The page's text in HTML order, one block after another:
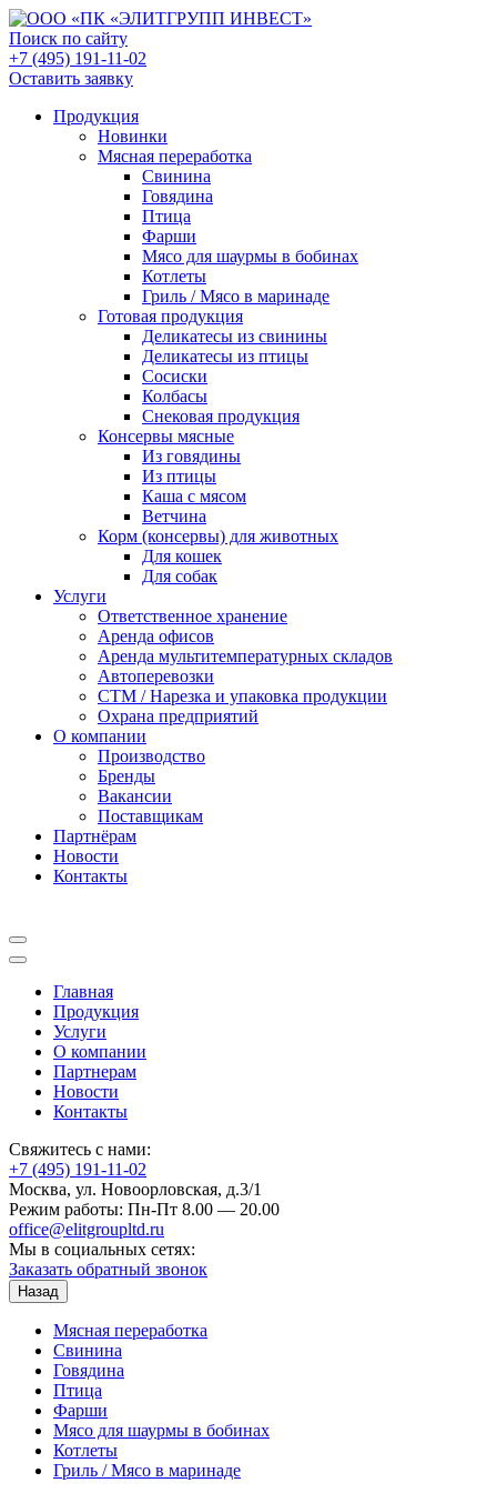
Поиск по сайту
+7 (495) 191-11-02
Оставить заявку
Продукция
Новинки
Мясная переработка
Свинина
Говядина
Птица
Фарши
Мясо для шаурмы в бобинах
Котлеты
Гриль / Мясо в маринаде
Готовая продукция
Деликатесы из свинины
Деликатесы из птицы
Сосиски
Колбасы
Снековая продукция
Консервы мясные
Из говядины
Из птицы
Каша с мясом
Ветчина
Корм (консервы) для животных
Для кошек
Для собак
Услуги
Ответственное хранение
Аренда офисов
Аренда мультитемпературных складов
Автоперевозки
СТМ / Нарезка и упаковка продукции
Охрана предприятий
О компании
Производство
Бренды
Вакансии
Поставщикам
Партнёрам
Новости
Контакты
Главная
Продукция
Услуги
О компании
Партнерам
Новости
Контакты
Свяжитесь с нами:
+7 (495) 191-11-02
Москва, ул. Новоорловская, д.3/1
Режим работы: Пн-Пт 8.00 — 20.00
office@elitgroupltd.ru
Мы в социальных сетях:
Заказать обратный звонок
Назад
Мясная переработка
Свинина
Говядина
Птица
Фарши
Мясо для шаурмы в бобинах
Котлеты
Гриль / Мясо в маринаде